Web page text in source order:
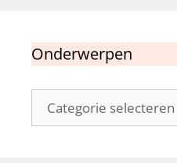
Onderwerpen
Onderwerpen